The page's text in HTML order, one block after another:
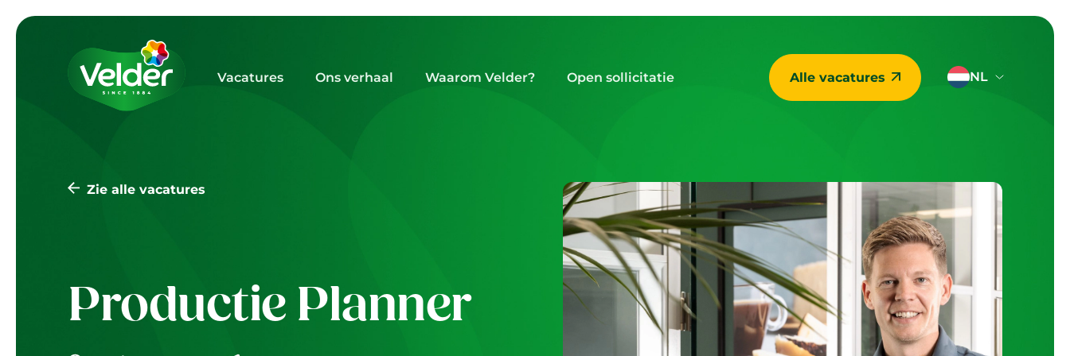
Vacatures Ons verhaal Waarom Velder? Open sollicitatie Alle vacatures NL
Zie alle vacatures
Productie Planner